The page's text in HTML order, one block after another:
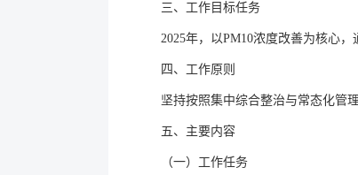
三、工作目标任务
2025年，以PM10浓度改善为核心
四、工作原则
坚持按照集中综合整治与常态化管
五、主要内容
（一）工作任务